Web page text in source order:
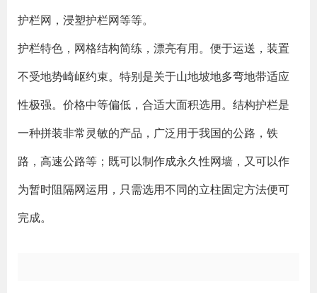
护栏网，浸塑护栏网等等。
护栏特色，网格结构简练，漂亮有用。便于运送，装置
不受地势崎岖约束。特别是关于山地坡地多弯地带适应
性极强。价格中等偏低，合适大面积选用。结构护栏是
一种拼装非常灵敏的产品，广泛用于我国的公路，铁
路，高速公路等；既可以制作成永久性网墙，又可以作
为暂时阻隔网运用，只需选用不同的立柱固定方法便可
完成。